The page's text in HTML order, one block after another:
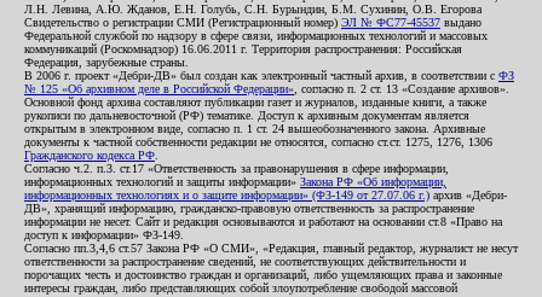
Л.Н. Левина, А.Ю. Жданов, Е.Н. Голубь, С.Н. Бурындин, Б.М. Сухинин, О.В. Егорова
Свидетельство о регистрации СМИ (Регистрационный номер) ЭЛ № ФС77-45537 выдано
Федеральной службой по надзору в сфере связи, информационных технологий и массовых
коммуникаций (Роскомнадзор) 16.06.2011 г. Территория распространения: Российская
Федерация, зарубежные страны.
В 2006 г. проект «Дебри-ДВ» был создан как электронный частный архив, в соответствии с ФЗ
№ 125 «Об архивном деле в Российской Федерации» , согласно п. 2 ст. 13 «Создание архивов».
Основной фонд архива составляют публикации газет и журналов, изданные книги, а также
рукописи по дальневосточной (РФ) тематике. Доступ к архивным документам является
открытым в электронном виде, согласно п. 1 ст. 24 вышеобозначенного закона. Архивные
документы к частной собственности редакции не относятся, согласно ст.ст. 1275, 1276, 1306
Гражданского кодекса РФ
Согласно ч.2. п.3. ст.17 «Ответственность за правонарушения в сфере информации,
информационных технологий и защиты информации» Закона РФ «Об информации,
информационных технологиях и о защите информации» (ФЗ-149 от 27.07.06 г.) архив «Дебри-
ДВ», хранящий информацию, гражданско-правовую ответственность за распространение
информации не несет. Сайт и редакция основываются и работают на основании ст.8 «Право на
доступ к информации» ФЗ-149.
Согласно пп.3,4,6 ст.57 Закона РФ «О СМИ», «Редакция, главный редактор, журналист не несут
ответственности за распространение сведений, не соответствующих действительности и
порочащих честь и достоинство граждан и организаций, либо ущемляющих права и законные
интересы граждан, либо представляющих собой злоупотребление свободой массовой